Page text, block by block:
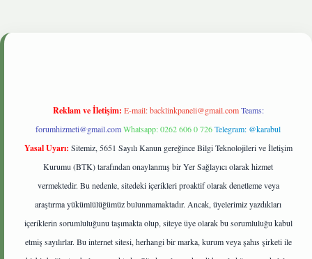
Reklam ve İletişim: E-mail:backlinkpaneli@gmail.com Teams:
forumhizmeti@gmail.comWhatsapp: 0262 606 0 726Telegram: @karabul
Yasal Uyarı: Sitemiz, 5651 Sayılı Kanun gereğince Bilgi Teknolojileri ve İletişim
Kurumu (BTK) tarafından onaylanmış bir Yer Sağlayıcı olarak hizmet
vermektedir. Bu nedenle, sitedeki içerikleri proaktif olarak denetleme veya
araştırma yükümlülüğümüz bulunmamaktadır. Ancak, üyelerimiz yazdıkları
içeriklerin sorumluluğunu taşımakta olup, siteye üye olarak bu sorumluluğu kabul
etmiş sayılırlar. Bu internet sitesi, herhangi bir marka, kurum veya şahıs şirketi ile